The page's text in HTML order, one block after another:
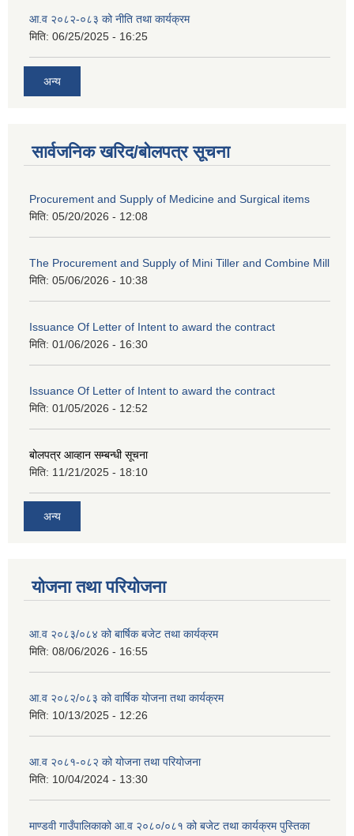
आ.व २०८२-०८३ को नीति तथा कार्यक्रम
मिति: 06/25/2025 - 16:25
अन्य
सार्वजनिक खरिद/बोलपत्र सूचना
Procurement and Supply of Medicine and Surgical items
मिति: 05/20/2026 - 12:08
The Procurement and Supply of Mini Tiller and Combine Mill
मिति: 05/06/2026 - 10:38
Issuance Of Letter of Intent to award the contract
मिति: 01/06/2026 - 16:30
Issuance Of Letter of Intent to award the contract
मिति: 01/05/2026 - 12:52
बोलपत्र आव्हान सम्बन्धी सूचना
मिति: 11/21/2025 - 18:10
अन्य
योजना तथा परियोजना
आ.व २०८३/०८४ को बार्षिक बजेट तथा कार्यक्रम
मिति: 08/06/2026 - 16:55
आ.व २०८२/०८३ को वार्षिक योजना तथा कार्यक्रम
मिति: 10/13/2025 - 12:26
आ.व २०८१-०८२ को योजना तथा परियोजना
मिति: 10/04/2024 - 13:30
माण्डवी गाउँपालिकाको आ.व २०८०/०८१ को बजेट तथा कार्यक्रम पुस्तिका